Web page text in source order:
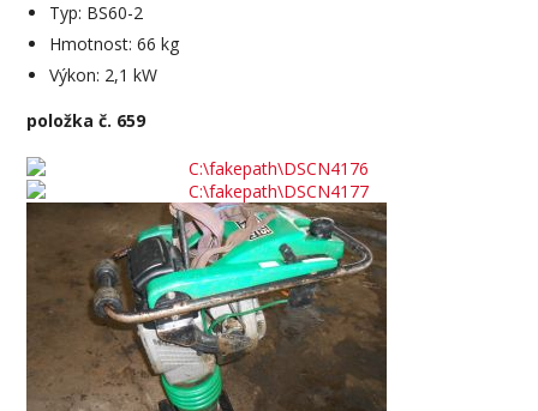
Typ: BS60-2
Hmotnost: 66 kg
Výkon: 2,1 kW
položka č. 659